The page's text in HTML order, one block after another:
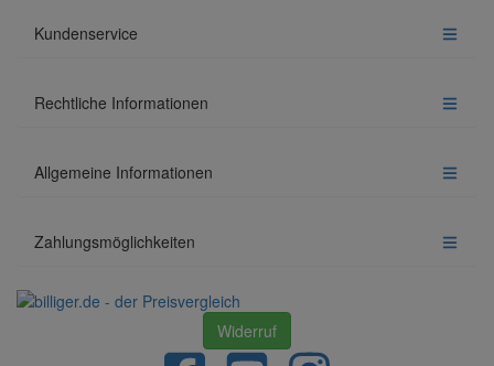
Kundenservice
Rechtliche Informationen
Allgemeine Informationen
Zahlungsmöglichkeiten
Widerruf